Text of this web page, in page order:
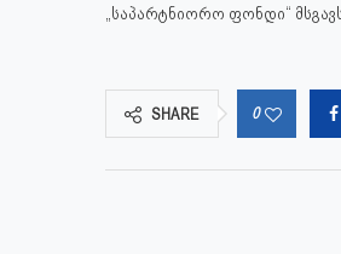
„საპარტნიორო ფონდი“
SHARE 0